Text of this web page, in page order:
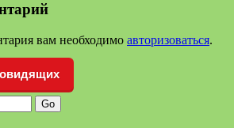
вам необходимо авторизоваться.